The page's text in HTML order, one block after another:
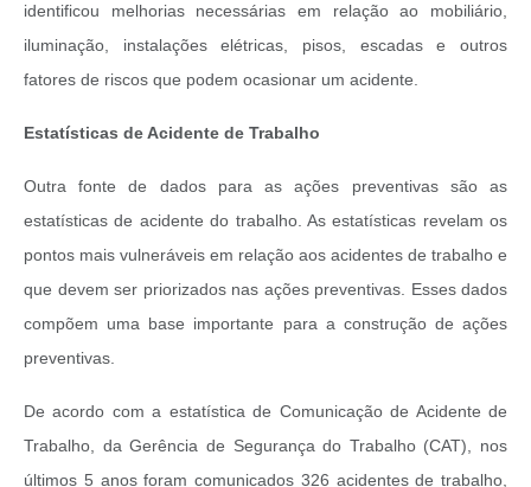
identificou melhorias necessárias em relação ao mobiliário,
iluminação, instalações elétricas, pisos, escadas e outros
fatores de riscos que podem ocasionar um acidente.
Estatísticas de Acidente de Trabalho
Outra fonte de dados para as ações preventivas são as
estatísticas de acidente do trabalho. As estatísticas revelam os
pontos mais vulneráveis em relação aos acidentes de trabalho e
que devem ser priorizados nas ações preventivas. Esses dados
compõem uma base importante para a construção de ações
preventivas.
De acordo com a estatística de Comunicação de Acidente de
Trabalho, da Gerência de Segurança do Trabalho (CAT), nos
últimos 5 anos foram comunicados 326 acidentes de trabalho,